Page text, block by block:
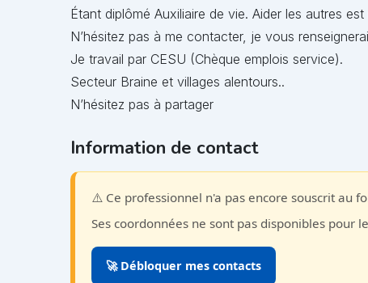
Étant diplômé Auxiliaire de vie. Aider les autres
N’hésitez pas à me contacter, je vous
Je travail par CESU (Chèque emplois service).
Secteur Braine et villages alentours..
N’hésitez pas à partager
Information de contact
⚠️ Ce professionnel n'a pas encore souscrit au
Ses coordonnées ne sont pas disponibles pour
🚀 Débloquer mes contacts